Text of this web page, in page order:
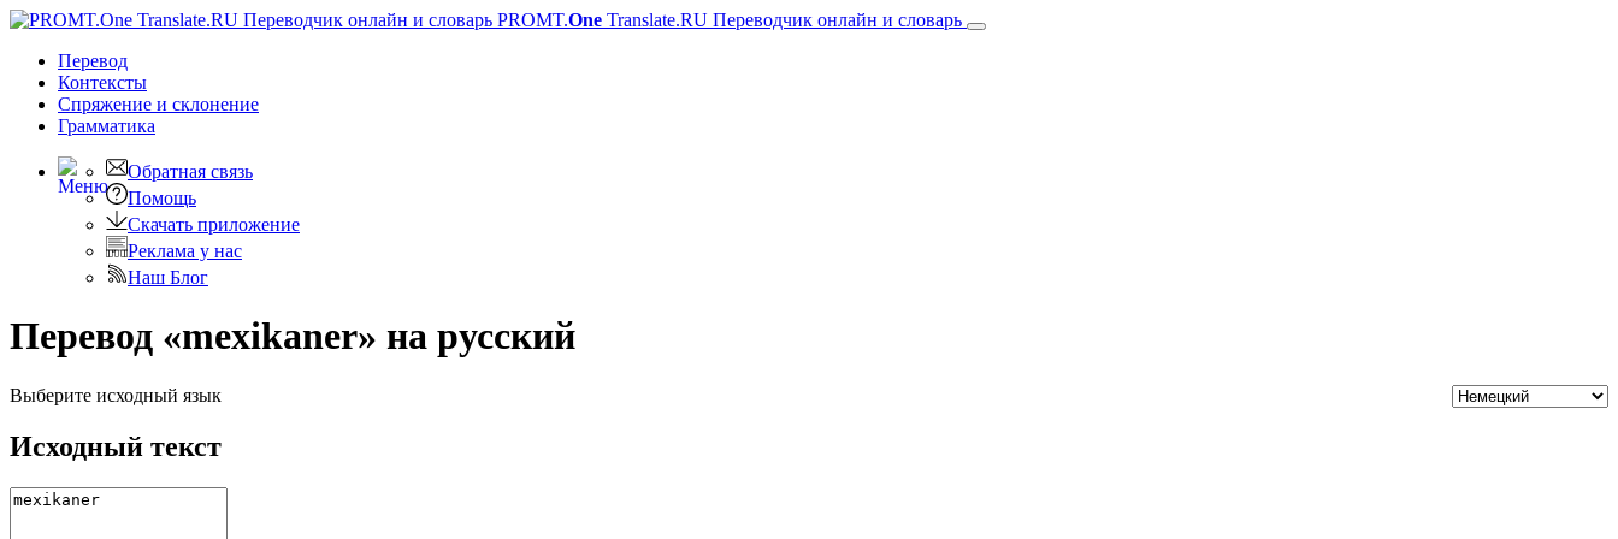
PROMT.One Translate.RU Переводчик онлайн и словарь
Перевод
Контексты
Спряжение и склонение
Грамматика
Обратная связь
Помощь
Скачать приложение
Реклама у нас
Наш Блог
Перевод «mexikaner» на русский
Выберите исходный язык
Исходный текст